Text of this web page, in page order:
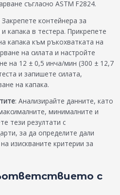
съгласно ASTM F2824.
Закрепете контейнера за
капака в тестера. Прикрепете
капака към ръкохватката на
на силата и настройте
на 12 ± 0,5 инча/мин (300 ± 12,7
и запишете силата,
на капака.
: Анализирайте данните, като
минималните и
тези резултати с
за да определите дали
изискваните критерии за
с